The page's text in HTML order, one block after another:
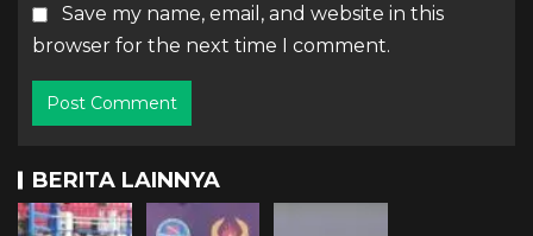
Save my name, email, and website in this
browser for the next time I comment.
BERITA LAINNYA